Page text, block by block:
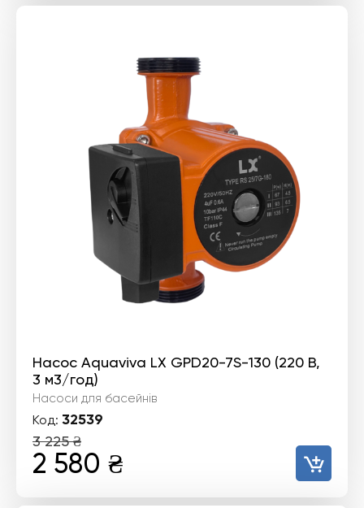
Насос Aquaviva LX GPD20-7S-130 (220 В,
3 м3/год)
Насоси для басейнів
Код: 32539
3 225₴
Оригінальна
ціна:
2 580 ₴
ціна: